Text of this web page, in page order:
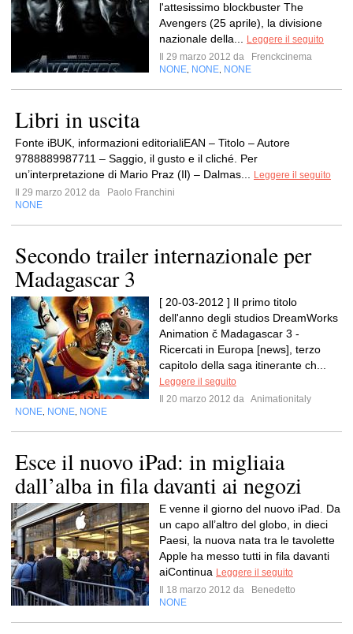
l'attesissimo blockbuster The
Avengers (25 aprile), la divisione
nazionale della...
Leggere il seguito
Il 29 marzo 2012 da
Frenckcinema
NONE NONE NONE
Libri in uscita
Fonte iBUK, informazioni editorialiEAN – Titolo – Autore
9788889987711 – Saggio, il gusto e il cliché. Per
un’interpretazione di Mario Praz (Il) – Dalmas...
Leggere il seguito
Il 29 marzo 2012 da
Paolo Franchini
NONE
Secondo trailer internazionale per
Madagascar 3
[ 20-03-2012 ] Il primo titolo
dell'anno degli studios DreamWorks
Animation č Madagascar 3 -
Ricercati in Europa [news], terzo
capitolo della saga itinerante ch...
Leggere il seguito
Il 20 marzo 2012 da Animationitaly
NONE NONE NONE
Esce il nuovo iPad: in migliaia
dall’alba in fila davanti ai negozi
E venne il giorno del nuovo iPad. Da
un capo all’altro del globo, in dieci
Paesi, la nuova nata tra le tavolette
Apple ha messo tutti in fila davanti
aiContinua Leggere il seguito
Il 18 marzo 2012 da
Benedetto
NONE